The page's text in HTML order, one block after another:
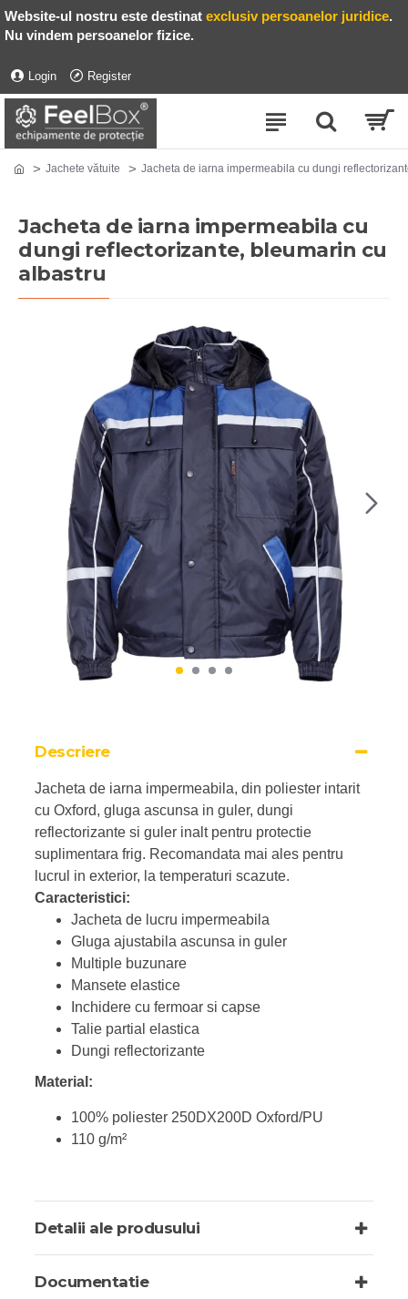
Website-ul nostru este destinat exclusiv persoanelor juridice.
Nu vindem persoanelor fizice.
Login Register
Jachete vătuite Jacheta de iarna impermeabila cu dungi
Jacheta de iarna impermeabila cu
dungi reflectorizante, bleumarin cu
albastru
Descriere
Jacheta de iarna impermeabila, din poliester intarit
cu Oxford, gluga ascunsa in guler, dungi
reflectorizante si guler inalt pentru protectie
suplimentara frig. Recomandata mai ales pentru
lucrul in exterior, la temperaturi scazute.
Caracteristici:
Jacheta de lucru impermeabila
Gluga ajustabila ascunsa in guler
Multiple buzunare
Mansete elastice
Inchidere cu fermoar si capse
Talie partial elastica
Dungi reflectorizante
Material:
100% poliester 250DX200D Oxford/PU
110 g/m²
Detalii ale produsului
Documentatie